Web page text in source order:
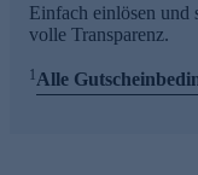
Einfach einlösen und
volle Transparenz.
1Alle